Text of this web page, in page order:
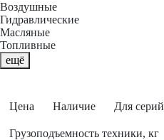
Воздушные
Гидравлические
Масляные
Топливные
ещё
Цена Наличие Для серий
Грузоподъемность техники, кг